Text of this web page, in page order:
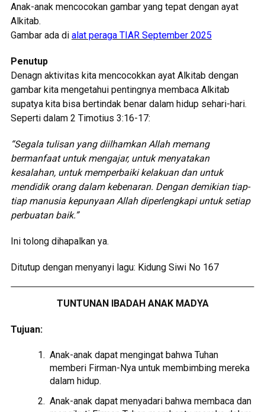
Anak-anak mencocokan gambar yang tepat dengan ayat
Alkitab.
Gambar ada di alat peraga TIAR September 2025
Penutup
Denagn aktivitas kita mencocokkan ayat Alkitab dengan
gambar kita mengetahui pentingnya membaca Alkitab
supatya kita bisa bertindak benar dalam hidup sehari-hari.
Seperti dalam 2 Timotius 3:16-17:
“Segala tulisan yang diilhamkan Allah memang
bermanfaat untuk mengajar, untuk menyatakan
kesalahan, untuk memperbaiki kelakuan dan untuk
mendidik orang dalam kebenaran. Dengan demikian tiap-
tiap manusia kepunyaan Allah diperlengkapi untuk setiap
perbuatan baik.”
Ini tolong dihapalkan ya.
Ditutup dengan menyanyi lagu: Kidung Siwi No 167
TUNTUNAN IBADAH ANAK MADYA
Tujuan:
Anak-anak dapat mengingat bahwa Tuhan
memberi Firman-Nya untuk membimbing mereka
dalam hidup.
Anak-anak dapat menyadari bahwa membaca dan